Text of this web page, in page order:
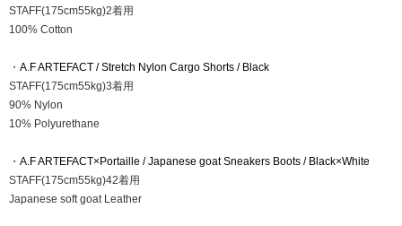
STAFF(175cm55kg)2着用
100% Cotton
・ A.F ARTEFACT / Stretch Nylon Cargo Shorts / Black
STAFF(175cm55kg)3着用
90% Nylon
10% Polyurethane
・ A.F ARTEFACT×Portaille / Japanese goat Sneakers Boots / Black×White
STAFF(175cm55kg)42着用
Japanese soft goat Leather